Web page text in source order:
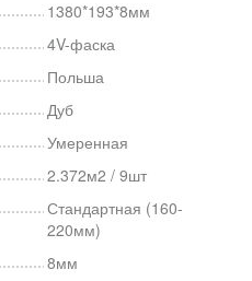
1380*193*8мм
4V-фаска
Польша
Дуб
Умеренная
2.372м2 / 9шт
Стандартная (160-
220мм)
8мм